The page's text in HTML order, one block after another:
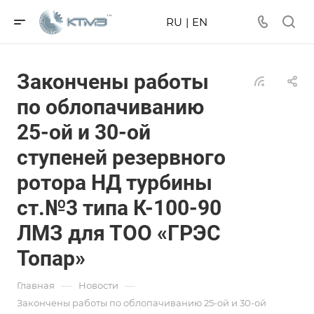
RU | EN
Закончены работы
по облопачиванию
25-ой и 30-ой
ступеней резервного
ротора НД турбины
ст.№3 типа К-100-90
ЛМЗ для ТОО «ГРЭС
Топар»
Главная — Новости —
Закончены работы по облопачиванию 25-ой и 30-ой